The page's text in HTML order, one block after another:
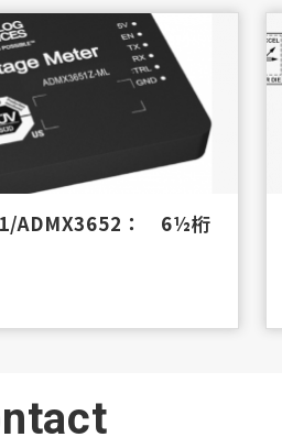
ADMX3652： 6½桁